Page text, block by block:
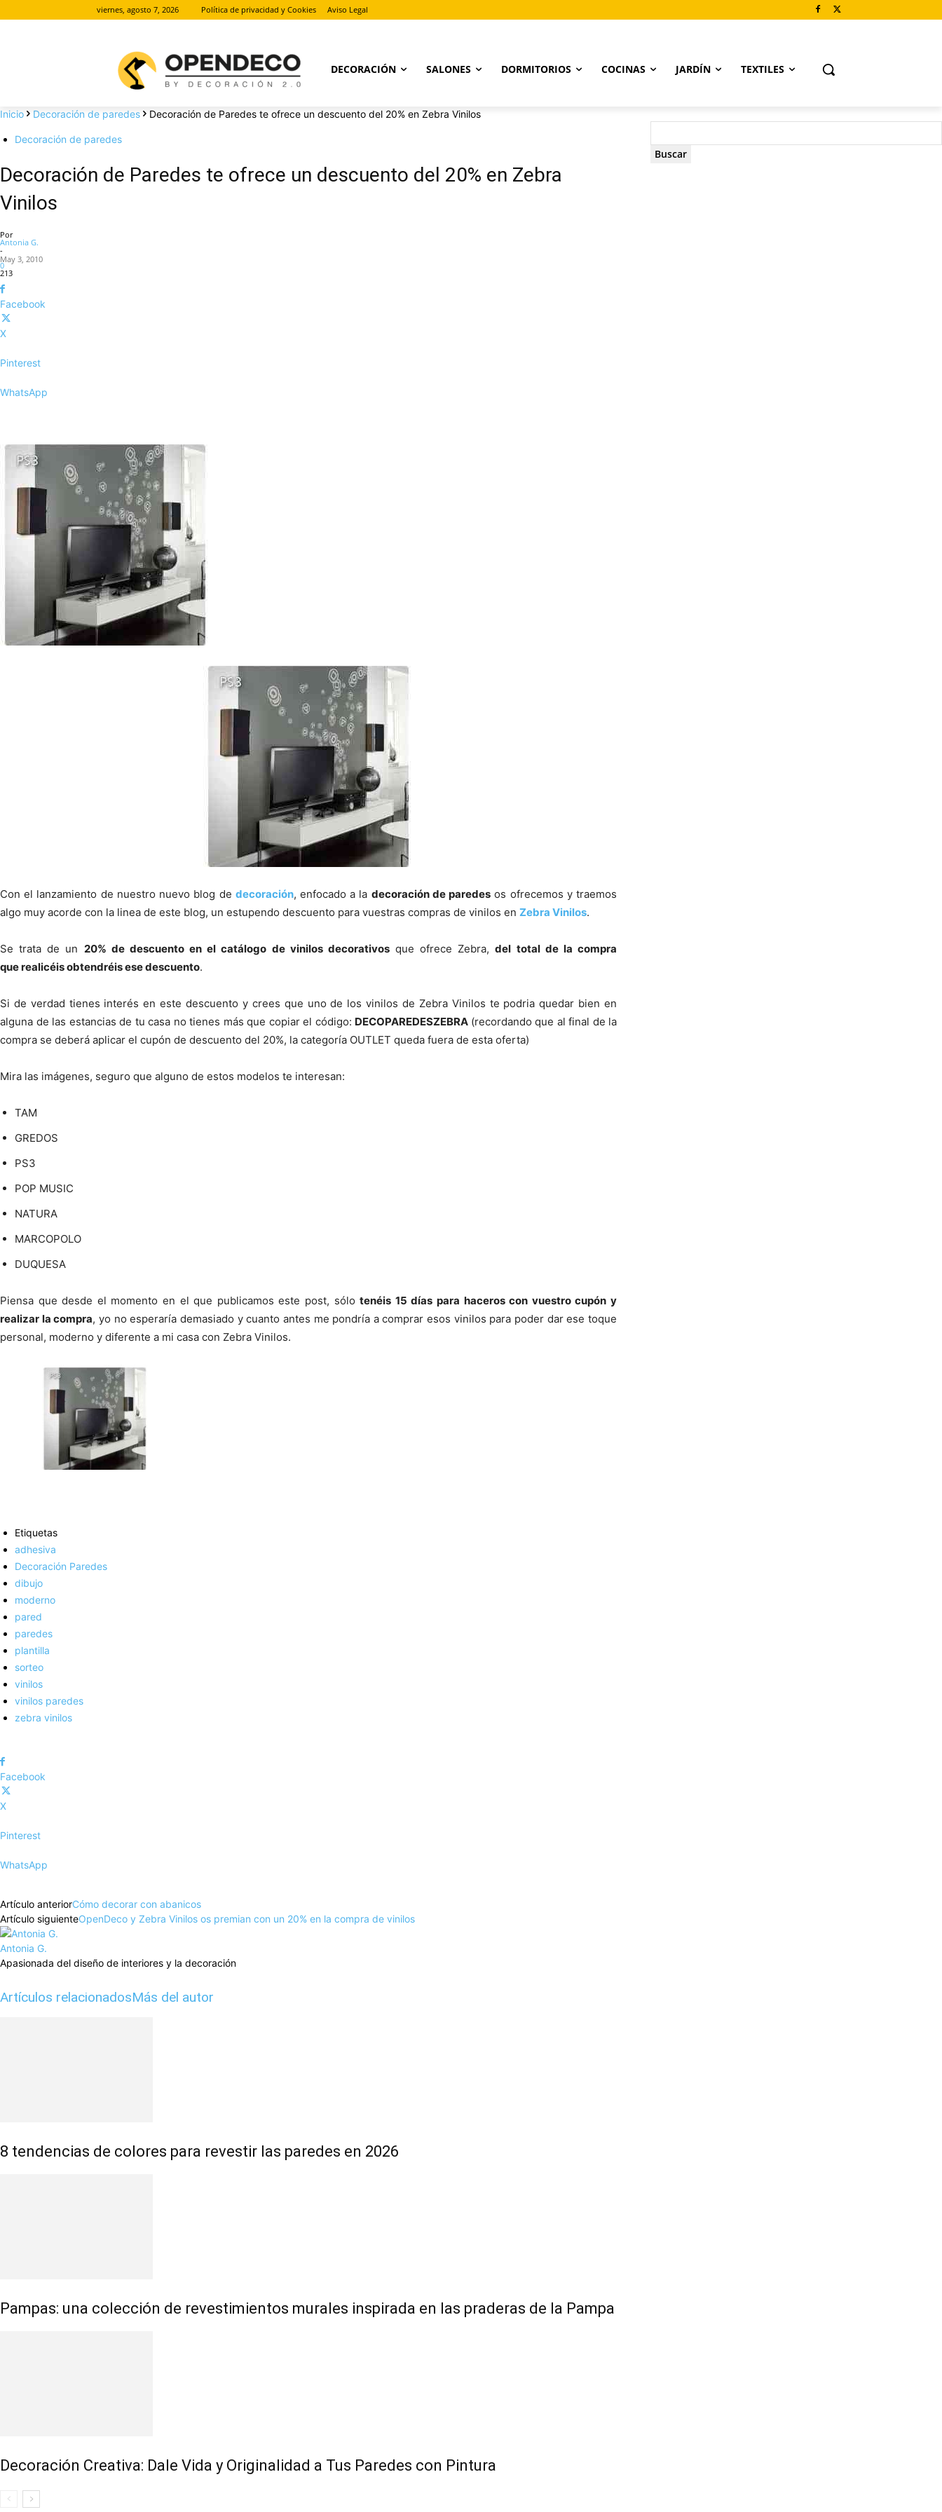
viernes, agosto 7, 2026 Política de privacidad y Cookies Aviso Legal
DECORACIÓN SALONES DORMITORIOS COCINAS JARDÍN TEXTILES
Inicio Decoración de paredes Decoración de Paredes te ofrece un descuento del 20% en Zebra Vinilos
Decoración de paredes
Decoración de Paredes te ofrece un descuento del 20% en Zebra
Vinilos
Por
Antonia G.
-
May 3, 2010
0
213
Facebook
X
Pinterest
WhatsApp
Con el lanzamiento de nuestro nuevo blog de decoración, enfocado a la decoración de paredes os ofrecemos y traemos
algo muy acorde con la linea de este blog, un estupendo descuento para vuestras compras de vinilos en Zebra Vinilos.
Se trata de un 20% de descuento en el catálogo de vinilos decorativosque ofrece Zebra,del total de la compra
que realicéis obtendréis ese descuento.
Si de verdad tienes interés en este descuento y crees que uno de los vinilos de Zebra Vinilos te podria quedar bien en
alguna de las estancias de tu casa no tienes más que copiar el código: DECOPAREDESZEBRA (recordando que al final de la
compra se deberá aplicar el cupón de descuento del 20%, la categoría OUTLET queda fuera de esta oferta)
Mira las imágenes, seguro que alguno de estos modelos te interesan:
TAM
GREDOS
PS3
POP MUSIC
NATURA
MARCOPOLO
DUQUESA
Piensa que desde el momento en el que publicamos este post, sólotenéis 15 días para haceros con vuestro cupón y
realizar la compra, yo no esperaría demasiado y cuanto antes me pondría a comprar esos vinilos para poder dar ese toque
personal, moderno y diferente a mi casa con Zebra Vinilos.
Etiquetas
adhesiva
Decoración Paredes
dibujo
moderno
pared
paredes
plantilla
sorteo
vinilos
vinilos paredes
zebra vinilos
Facebook
X
Pinterest
WhatsApp
Artículo anteriorCómo decorar con abanicos
Artículo siguienteOpenDeco y Zebra Vinilos os premian con un 20% en la compra de vinilos
Antonia G.
Apasionada del diseño de interiores y la decoración
Artículos relacionadosMás del autor
8 tendencias de colores para revestir las paredes en 2026
Pampas: una colección de revestimientos murales inspirada en las praderas de la Pampa
Decoración Creativa: Dale Vida y Originalidad a Tus Paredes con Pintura